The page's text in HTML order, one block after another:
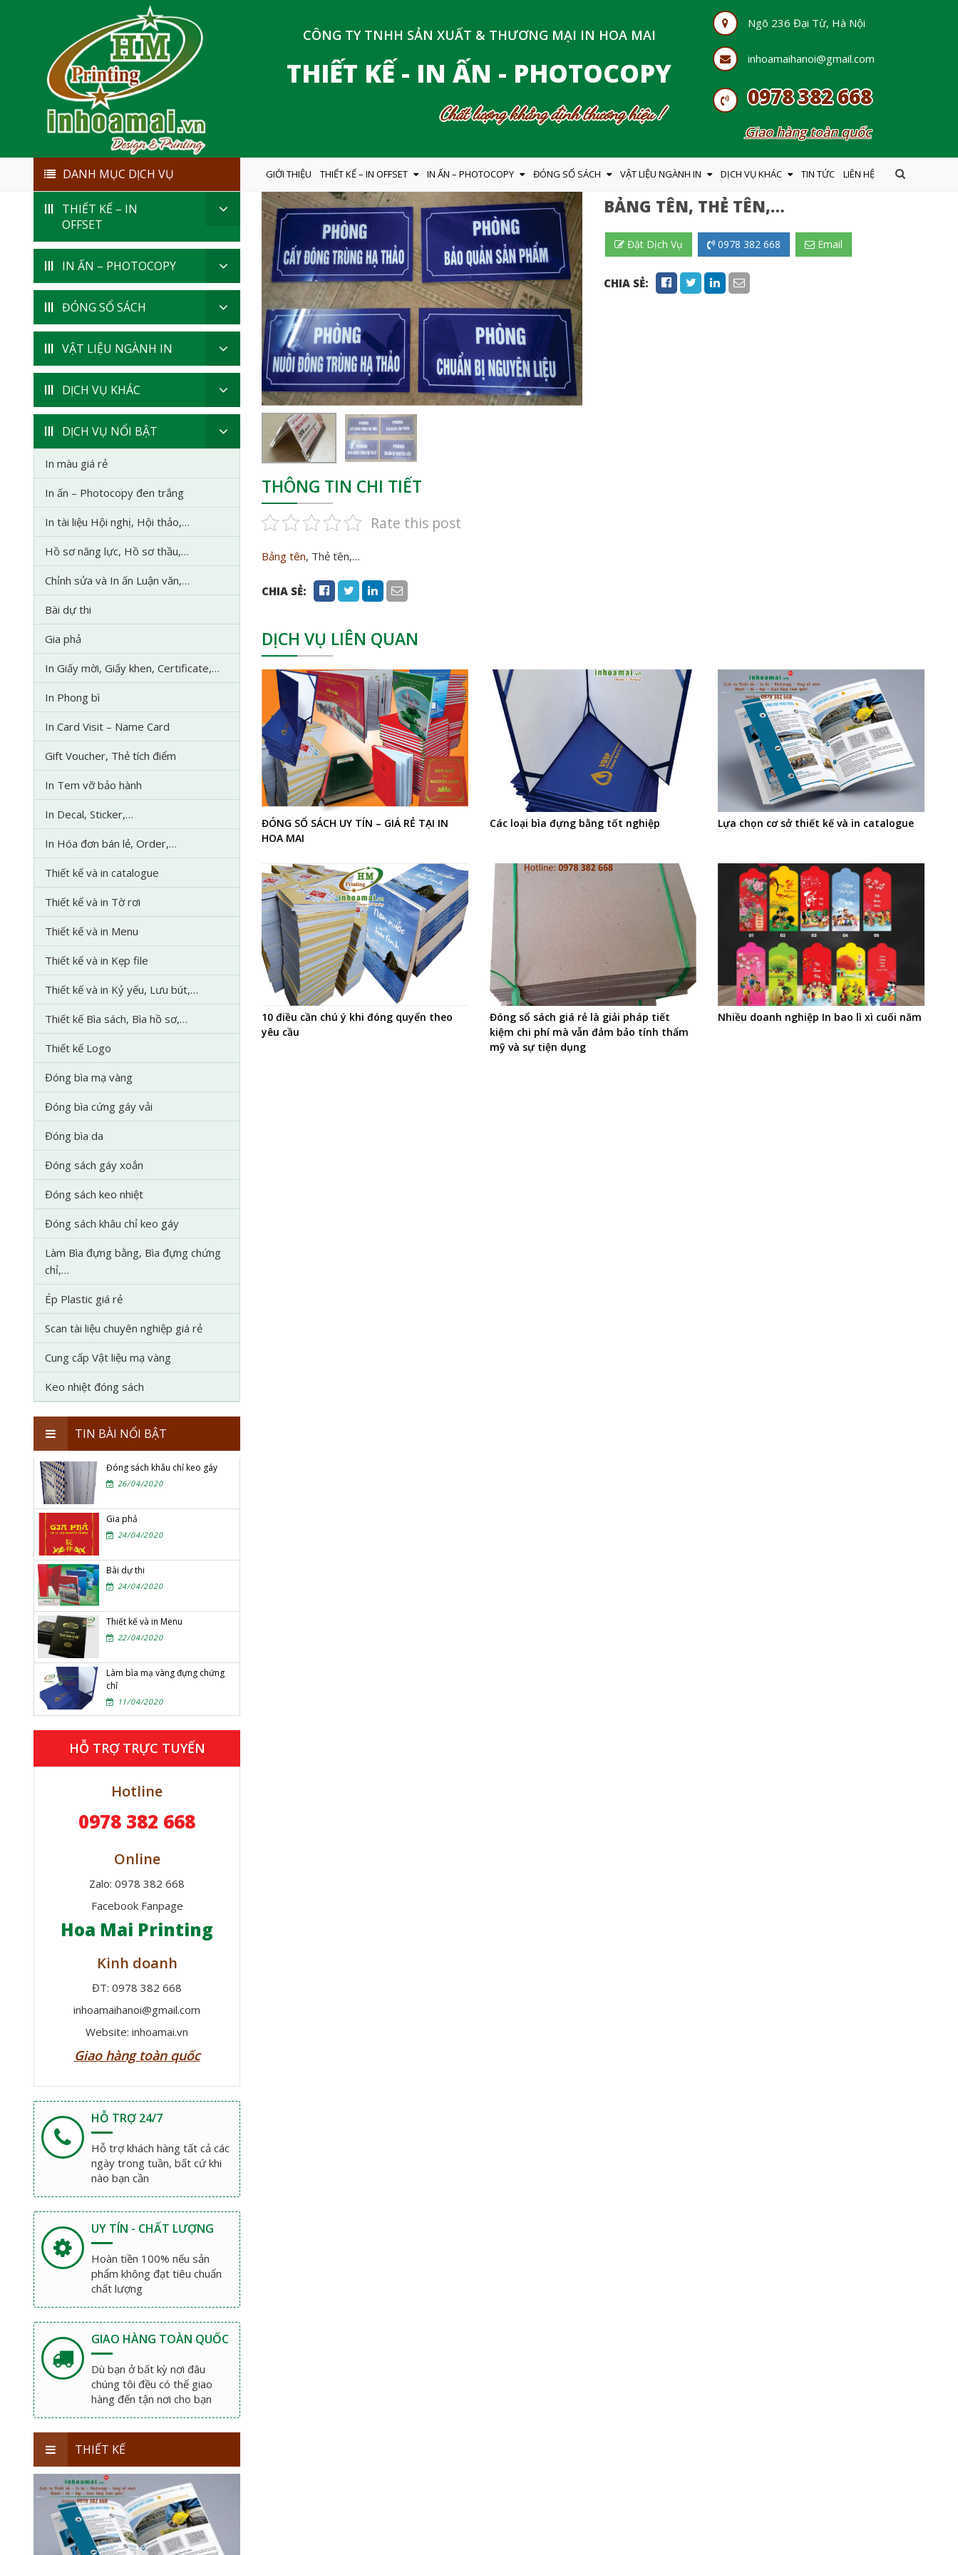
CÔNG TY TNHH SẢN XUẤT & THƯƠNG MẠI IN HOA MAI
THIẾT KẾ - IN ẤN - PHOTOCOPY
Chất lượng khẳng định thương hiệu !
Ngõ 236 Đại Từ, Hà Nội
inhoamaihanoi@gmail.com
0978 382 668
Giao hàng toàn quốc
DANH MỤC DỊCH VỤ GIỚI THIỆU THIẾT KẾ – IN OFFSET IN ẤN – PHOTOCOPY ĐÓNG SỔ SÁCH VẬT LIỆU NGÀNH IN DỊCH VỤ KHÁC TIN TỨC LIÊN HỆ
THIẾT KẾ – IN
OFFSET
IN ẤN – PHOTOCOPY
ĐÓNG SỔ SÁCH
VẬT LIỆU NGÀNH IN
DỊCH VỤ KHÁC
DỊCH VỤ NỔI BẬT
In màu giá rẻ
In ấn – Photocopy đen trắng
In tài liệu Hội nghị, Hội thảo,…
Hồ sơ năng lực, Hồ sơ thầu,…
Chỉnh sửa và In ấn Luận văn,…
Bài dự thi
Gia phả
In Giấy mời, Giấy khen, Certificate,…
In Phong bì
In Card Visit – Name Card
Gift Voucher, Thẻ tích điểm
In Tem vỡ bảo hành
In Decal, Sticker,…
In Hóa đơn bán lẻ, Order,…
Thiết kế và in catalogue
Thiết kế và in Tờ rơi
Thiết kế và in Menu
Thiết kế và in Kẹp file
Thiết kế và in Kỷ yếu, Lưu bút,…
Thiết kế Bìa sách, Bìa hồ sơ,…
Thiết kế Logo
Đóng bìa mạ vàng
Đóng bìa cứng gáy vải
Đóng bìa da
Đóng sách gáy xoắn
Đóng sách keo nhiệt
Đóng sách khâu chỉ keo gáy
Làm Bìa đựng bằng, Bìa đựng chứng
chỉ,…
Ép Plastic giá rẻ
Scan tài liệu chuyên nghiệp giá rẻ
Cung cấp Vật liệu mạ vàng
Keo nhiệt đóng sách
TIN BÀI NỔI BẬT
Đóng sách khâu chỉ keo gáy
26/04/2020
Gia phả
24/04/2020
Bài dự thi
24/04/2020
Thiết kế và in Menu
22/04/2020
Làm bìa mạ vàng đựng chứng
chỉ
11/04/2020
HỖ TRỢ TRỰC TUYẾN
Hotline
0978 382 668
Online
Zalo: 0978 382 668
Facebook Fanpage
Hoa Mai Printing
Kinh doanh
ĐT: 0978 382 668
inhoamaihanoi@gmail.com
Website: inhoamai.vn
Giao hàng toàn quốc
HỖ TRỢ 24/7
Hỗ trợ khách hàng tất cả các
ngày trong tuần, bất cứ khi
nào bạn cần
UY TÍN - CHẤT LƯỢNG
Hoàn tiền 100% nếu sản
phẩm không đạt tiêu chuẩn
chất lượng
GIAO HÀNG TOÀN QUỐC
Dù bạn ở bất kỳ nơi đâu
chúng tôi đều có thể giao
hàng đến tận nơi cho bạn
THIẾT KẾ
BẢNG TÊN, THẺ TÊN,…
Đặt Dịch Vụ 0978 382 668 Email
CHIA SẺ:
THÔNG TIN CHI TIẾT
Rate this post
Bảng tên, Thẻ tên,…
CHIA SẺ:
DỊCH VỤ LIÊN QUAN
ĐÓNG SỔ SÁCH UY TÍN – GIÁ RẺ TẠI IN
HOA MAI
Các loại bìa đựng bằng tốt nghiệp Lựa chọn cơ sở thiết kế và in catalogue
10 điều cần chú ý khi đóng quyển theo
yêu cầu
Đóng sổ sách giá rẻ là giải pháp tiết
kiệm chi phí mà vẫn đảm bảo tính thẩm
mỹ và sự tiện dụng
Nhiều doanh nghiệp In bao lì xì cuối năm